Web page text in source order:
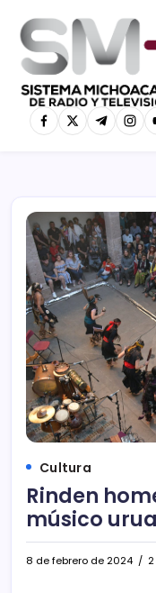
Cultura
Rinden
músico
8 de febrero de 2024